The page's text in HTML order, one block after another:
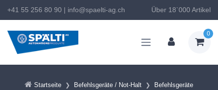
+41 55 256 80 90 | info@spaelti-ag.ch Über 18`000 Artikel
0
Startseite Befehlsgeräte / Not-Halt
Befehlsgeräte